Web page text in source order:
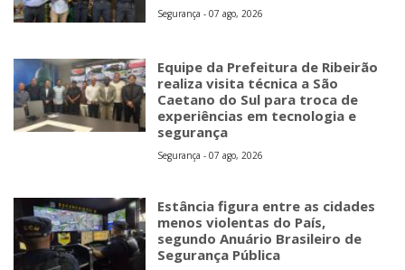
Segurança - 07 ago, 2026
Equipe da Prefeitura de Ribeirão
realiza visita técnica a São
Caetano do Sul para troca de
experiências em tecnologia e
segurança
Segurança - 07 ago, 2026
Estância figura entre as cidades
menos violentas do País,
segundo Anuário Brasileiro de
Segurança Pública